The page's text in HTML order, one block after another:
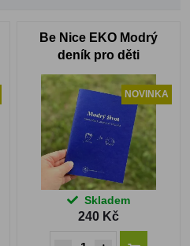
Be Nice EKO Modrý
deník pro děti
NOVINKA
Skladem
240 Kč